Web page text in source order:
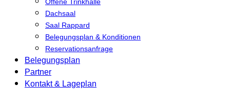
Dachsaal
Saal Rappard
Belegungsplan & Konditionen
Reservationsanfrage
Belegungsplan
Partner
Kontakt & Lageplan